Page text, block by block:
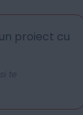
proiect cu
te